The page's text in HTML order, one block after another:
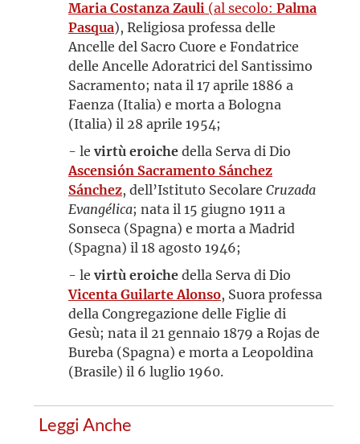
Maria Costanza Zauli (al secolo: Palma
Pasqua), Religiosa professa delle
Ancelle del Sacro Cuore e Fondatrice
delle Ancelle Adoratrici del Santissimo
Sacramento; nata il 17 aprile 1886 a
Faenza (Italia) e morta a Bologna
(Italia) il 28 aprile 1954;
- le virtù eroichedella Serva di Dio
Ascensión Sacramento Sánchez
Sánchez, dell’Istituto Secolare Cruzada
Evangélica; nata il 15 giugno 1911 a
Sonseca (Spagna) e morta a Madrid
(Spagna) il 18 agosto 1946;
- le virtù eroichedella Serva di Dio
Vicenta Guilarte Alonso, Suora professa
della Congregazione delle Figlie di
Gesù; nata il 21 gennaio 1879 a Rojas de
Bureba (Spagna) e morta a Leopoldina
(Brasile) il 6 luglio 1960.
Leggi Anche